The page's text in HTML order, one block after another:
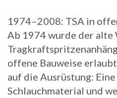
1974–2008: TSA in
Ab 1974 wurde der alte
offene Bauweise
auf die Ausrüstung:
Schlauchmaterial und